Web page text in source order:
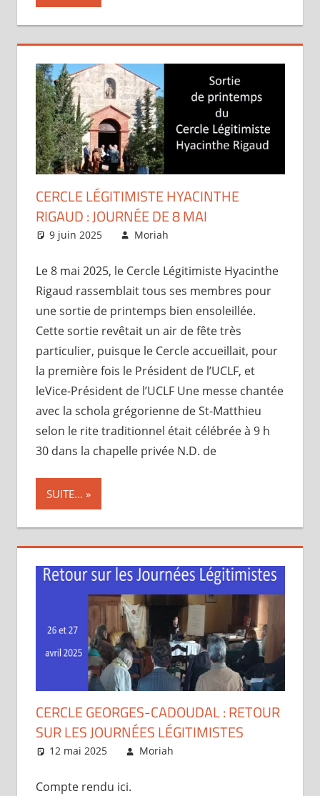
CERCLE LÉGITIMISTE HYACINTHE
RIGAUD : JOURNÉE DE 8 MAI
9 juin 2025 Moriah
Le 8 mai 2025, le Cercle Légitimiste Hyacinthe
Rigaud rassemblait tous ses membres pour
une sortie de printemps bien ensoleillée.
Cette sortie revêtait un air de fête très
particulier, puisque le Cercle accueillait, pour
la première fois le Président de l’UCLF, et
leVice-Président de l’UCLF Une messe chantée
avec la schola grégorienne de St-Matthieu
selon le rite traditionnel était célébrée à 9 h
30 dans la chapelle privée N.D. de
SUITE...
CERCLE GEORGES-CADOUDAL : RETOUR
SUR LES JOURNÉES LÉGITIMISTES
12 mai 2025 Moriah
Compte rendu ici.